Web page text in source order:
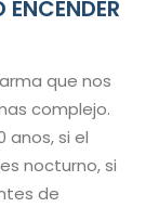
que nos
complejo.
anos, si el
nocturno, si
de